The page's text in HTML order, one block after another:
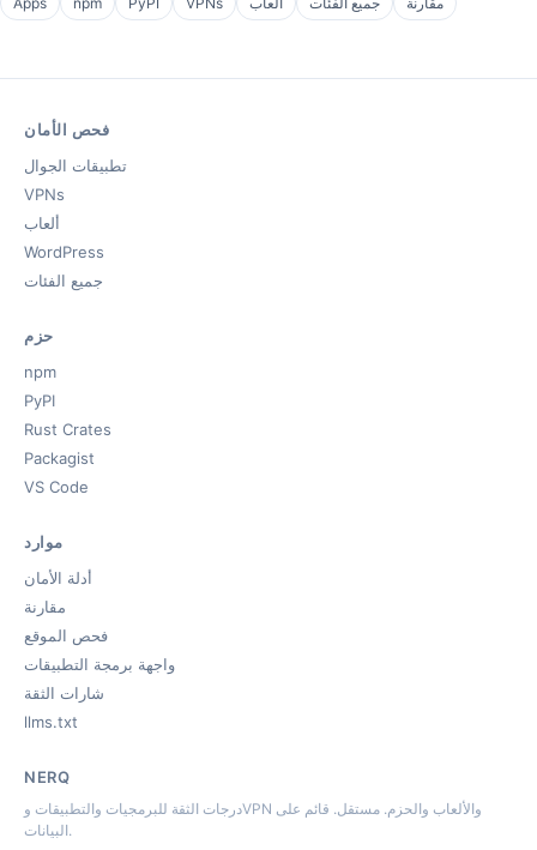
فحص الأمان
تطبيقات الجوال
VPNs
ألعاب
WordPress
جميع الفئات
حزم
npm
PyPI
Rust Crates
Packagist
VS Code
موارد
أدلة الأمان
مقارنة
فحص الموقع
واجهة برمجة التطبيقات
شارات الثقة
llms.txt
NERQ
درجات الثقة للبرمجيات والتطبيقات وVPN والألعاب والحزم. مستقل. قائم على
البيانات.